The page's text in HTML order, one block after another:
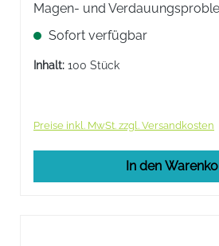
Magen- und
Sodbrennen, Aufstoßen,
Magenschmerzen.
Sofort verfügbar
Inhalt: 100 Stück
Preise inkl. MwSt. zzgl. Versandkosten
In den